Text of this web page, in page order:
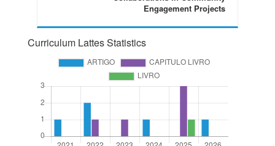
Engagement Projects
Curriculum Lattes Statistics